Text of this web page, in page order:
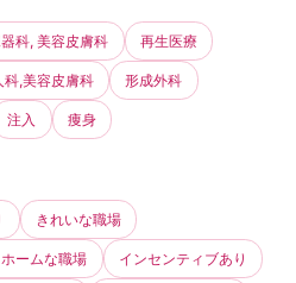
科, 美容皮膚科 再生医療
科,美容皮膚科 形成外科
注入 痩身
きれいな職場
ームな職場 インセンティブあり